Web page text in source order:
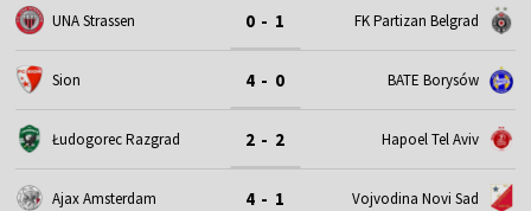
UNA Strassen 0 - 1 FK Partizan Belgrad
Sion 4 - 0 BATE Borysów
Łudogorec Razgrad 2 - 2 Hapoel Tel Aviv
Ajax Amsterdam 4 - 1 Vojvodina Novi Sad